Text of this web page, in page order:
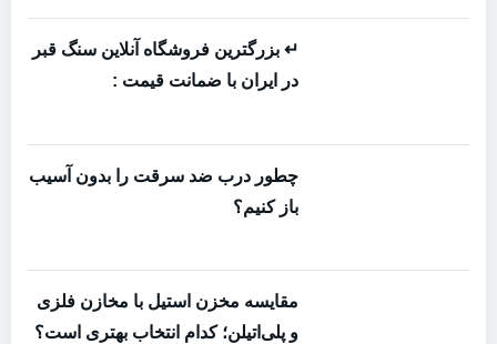
↵ بزرگترین فروشگاه آنلاین سنگ قبر
در ایران با ضمانت قیمت :
چطور درب ضد سرقت را بدون آسیب
باز کنیم؟
مقایسه مخزن استیل با مخازن فلزی
و پلی‌اتیلن؛ کدام انتخاب بهتری است؟